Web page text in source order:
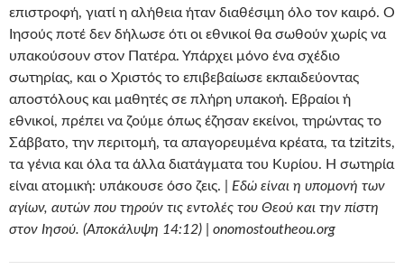
επιστροφή, γιατί η αλήθεια ήταν διαθέσιμη όλο τον καιρό. Ο
Ιησούς ποτέ δεν δήλωσε ότι οι εθνικοί θα σωθούν χωρίς να
υπακούσουν στον Πατέρα. Υπάρχει μόνο ένα σχέδιο
σωτηρίας, και ο Χριστός το επιβεβαίωσε εκπαιδεύοντας
αποστόλους και μαθητές σε πλήρη υπακοή. Εβραίοι ή
εθνικοί, πρέπει να ζούμε όπως έζησαν εκείνοι, τηρώντας το
Σάββατο, την περιτομή, τα απαγορευμένα κρέατα, τα tzitzits,
τα γένια και όλα τα άλλα διατάγματα του Κυρίου. Η σωτηρία
είναι ατομική: υπάκουσε όσο ζεις. | Εδώ είναι η υπομονή των
αγίων, αυτών που τηρούν τις εντολές του Θεού και την πίστη
στον Ιησού. (Αποκάλυψη 14:12) | onomostoutheou.org